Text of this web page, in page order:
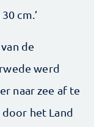
cm.’
de
werd
naar zee af te
het Land